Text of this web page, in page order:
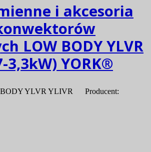
i akcesoria
LOW BODY YLVR
3,3kW) YORK®
BODY YLVR YLIVR Producent: